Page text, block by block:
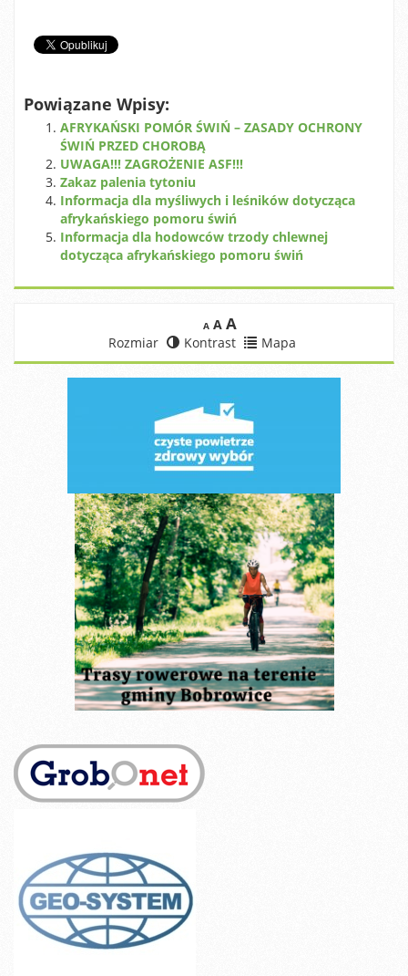
Powiązane Wpisy:
AFRYKAŃSKI POMÓR ŚWIŃ – ZASADY OCHRONY
ŚWIŃ PRZED CHOROBĄ
UWAGA!!! ZAGROŻENIE ASF!!!
Zakaz palenia tytoniu
Informacja dla myśliwych i leśników dotycząca
afrykańskiego pomoru świń
Informacja dla hodowców trzody chlewnej
dotycząca afrykańskiego pomoru świń
A A A
Rozmiar Kontrast Mapa